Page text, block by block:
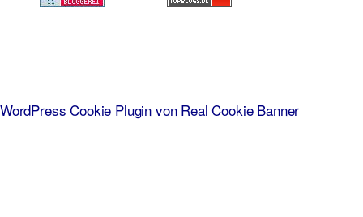
WordPress Cookie Plugin von Real Cookie Banner